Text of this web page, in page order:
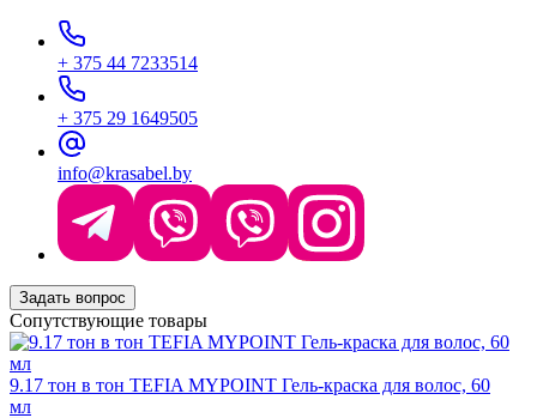
+ 375 44 7233514
+ 375 29 1649505
info@krasabel.by
Задать вопрос
Сопутствующие товары
9.17 тон в тон TEFIA MYPOINT Гель-краска для волос, 60
мл